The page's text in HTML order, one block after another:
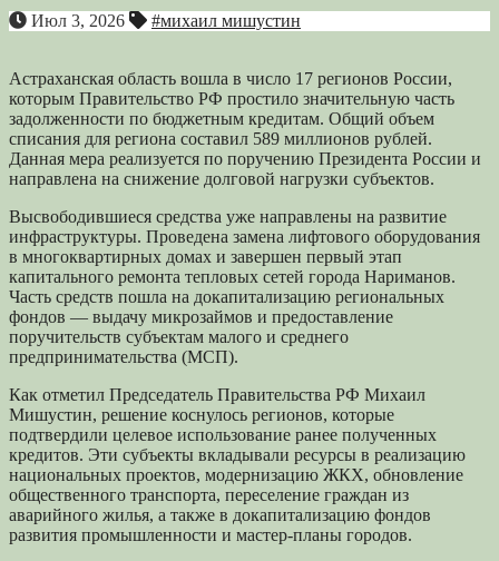
Июл 3, 2026 #михаил мишустин
Астраханская область вошла в число 17 регионов России,
которым Правительство РФ простило значительную часть
задолженности по бюджетным кредитам. Общий объем
списания для региона составил 589 миллионов рублей.
Данная мера реализуется по поручению Президента России и
направлена на снижение долговой нагрузки субъектов.
Высвободившиеся средства уже направлены на развитие
инфраструктуры. Проведена замена лифтового оборудования
в многоквартирных домах и завершен первый этап
капитального ремонта тепловых сетей города Нариманов.
Часть средств пошла на докапитализацию региональных
фондов — выдачу микрозаймов и предоставление
поручительств субъектам малого и среднего
предпринимательства (МСП).
Как отметил Председатель Правительства РФ Михаил
Мишустин, решение коснулось регионов, которые
подтвердили целевое использование ранее полученных
кредитов. Эти субъекты вкладывали ресурсы в реализацию
национальных проектов, модернизацию ЖКХ, обновление
общественного транспорта, переселение граждан из
аварийного жилья, а также в докапитализацию фондов
развития промышленности и мастер-планы городов.